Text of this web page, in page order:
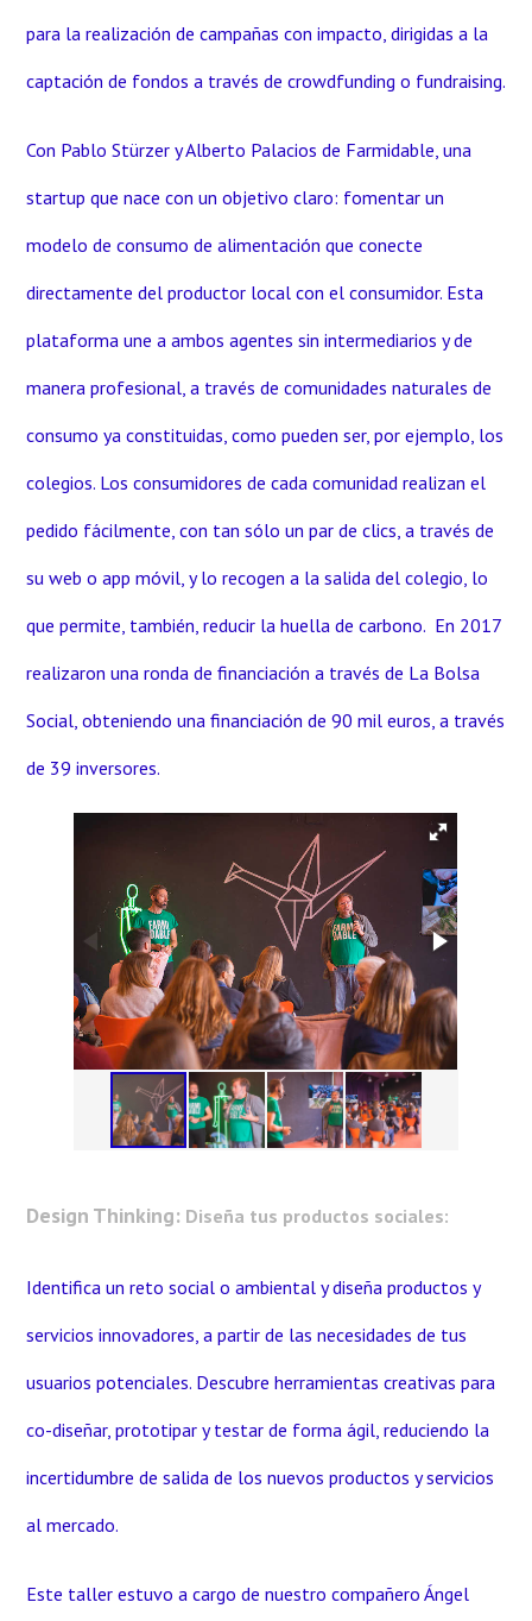
para la realización de campañas con impacto, dirigidas a la
captación de fondos a través de crowdfunding o fundraising.
Con Pablo Stürzer y Alberto Palacios de Farmidable, una
startup que nace con un objetivo claro: fomentar un
modelo de consumo de alimentación que conecte
directamente del productor local con el consumidor. Esta
plataforma une a ambos agentes sin intermediarios y de
manera profesional, a través de comunidades naturales de
consumo ya constituidas, como pueden ser, por ejemplo, los
colegios. Los consumidores de cada comunidad realizan el
pedido fácilmente, con tan sólo un par de clics, a través de
su web o app móvil, y lo recogen a la salida del colegio, lo
que permite, también, reducir la huella de carbono. En 2017
realizaron una ronda de financiación a través de La Bolsa
Social, obteniendo una financiación de 90 mil euros, a través
de 39 inversores.
Design Thinking: Diseña tus productos sociales:
Identifica un reto social o ambiental y diseña productos y
servicios innovadores, a partir de las necesidades de tus
usuarios potenciales. Descubre herramientas creativas para
co-diseñar, prototipar y testar de forma ágil, reduciendo la
incertidumbre de salida de los nuevos productos y servicios
al mercado.
Este taller estuvo a cargo de nuestro compañero Ángel